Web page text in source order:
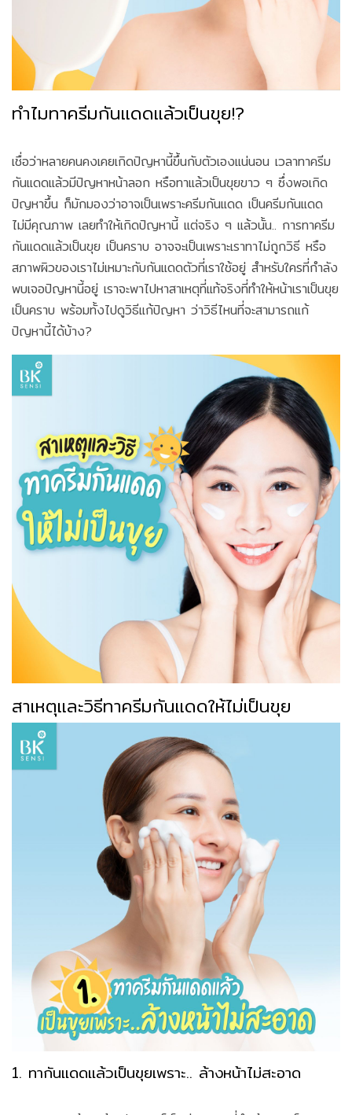
ทำไมทาครีมกันแดดแล้วเป็นขุย!?
เชื่อว่าหลายคนคงเคยเกิดปัญหานี้ขึ้นกับตัวเองแน่นอน เวลาทาครีม
กันแดดแล้วมีปัญหาหน้าลอก หรือทาแล้วเป็นขุยขาว ๆ ซึ่งพอเกิด
ปัญหาขึ้น ก็มักมองว่าอาจเป็นเพราะครีมกันแดด เป็นครีมกันแดด
ไม่มีคุณภาพ เลยทำให้เกิดปัญหานี้ แต่จริง ๆ แล้วนั้น.. การทาครีม
กันแดดแล้วเป็นขุย เป็นคราบ อาจจะเป็นเพราะเราทาไม่ถูกวิธี หรือ
สภาพผิวของเราไม่เหมาะกับกันแดดตัวที่เราใช้อยู่ สำหรับใครที่กำลัง
พบเจอปัญหานี้อยู่ เราจะพาไปหาสาเหตุที่แท้จริงที่ทำให้หน้าเราเป็นขุย
เป็นคราบ พร้อมทั้งไปดูวิธีแก้ปัญหา ว่าวิธีไหนที่จะสามารถแก้
ปัญหานี้ได้บ้าง?
สาเหตุและวิธีทาครีมกันแดดให้ไม่เป็นขุย
1. ทากันแดดแล้วเป็นขุยเพราะ.. ล้างหน้าไม่สะอาด